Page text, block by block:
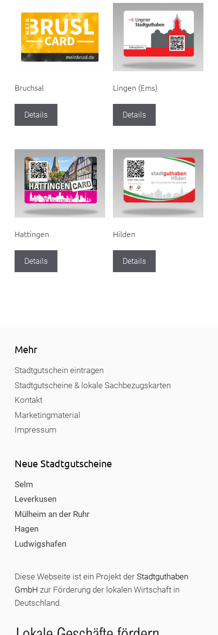
Bruchsal
Details
Lingen (Ems)
Details
Hattingen
Details
Hilden
Details
Mehr
Stadtgutschein eintragen
Stadtgutscheine & lokale Sachbezugskarten
Kontakt
Marketingmaterial
Impressum
Neue Stadtgutscheine
Selm
Leverkusen
Mülheim an der Ruhr
Hagen
Ludwigshafen
Diese Webseite ist ein Projekt der Stadtguthaben
GmbH zur Förderung der lokalen Wirtschaft in
Deutschland.